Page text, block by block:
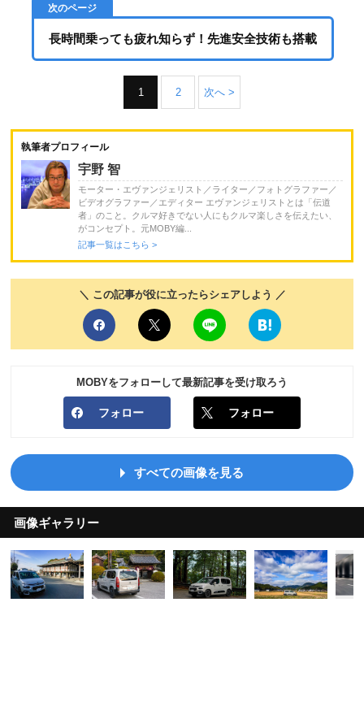
長時間乗っても疲れ知らず！先進安全技術も搭載
1 2 次へ >
執筆者プロフィール
宇野 智
モーター・エヴァンジェリスト／ライター／フォトグラファー／
ビデオグラファー／エディター エヴァンジェリストとは「伝道
者」のこと。クルマ好きでない人にもクルマ楽しさを伝えたい、
がコンセプト。元MOBY編...
記事一覧はこちら >
＼ この記事が役に立ったらシェアしよう ／
MOBYをフォローして最新記事を受け取ろう
フォロー フォロー
すべての画像を見る
画像ギャラリー